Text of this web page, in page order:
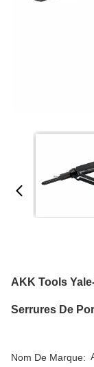
AKK Tools
Serrures De
Nom De Marque: